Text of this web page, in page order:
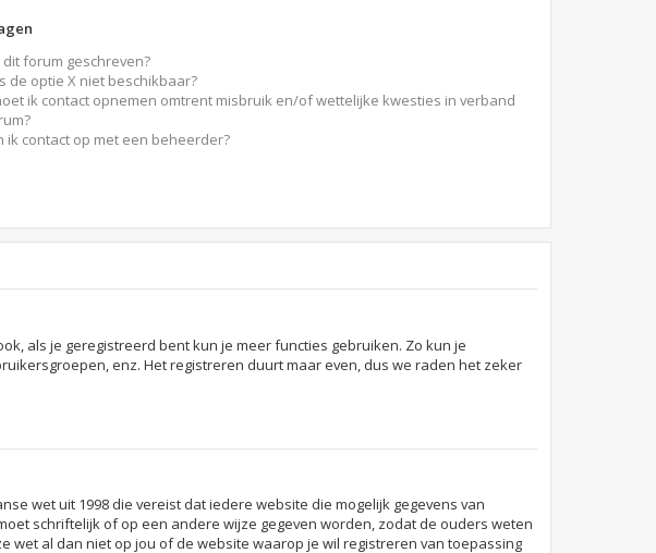
forum geschreven?
de optie X niet beschikbaar?
ik contact opnemen omtrent misbruik en/of wettelijke kwesties in verband
ik contact op met een beheerder?
als je geregistreerd bent kun je meer functies gebruiken. Zo kun je
enz. Het registreren duurt maar even, dus we raden het zeker
wet uit 1998 die vereist dat iedere website die mogelijk gegevens van
schriftelijk of op een andere wijze gegeven worden, zodat de ouders weten
wet al dan niet op jou of de website waarop je wil registreren van toepassing